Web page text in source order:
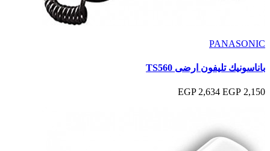
PANASONIC
باناسونيك تليفون ارضى TS560
2,150 EGP
2,634 EGP